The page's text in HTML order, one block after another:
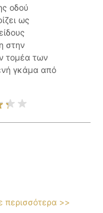
οδού
ως
στην
τομέα των
γκάμα από
περισσότερα >>